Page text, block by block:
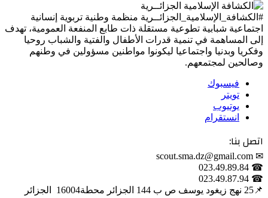
#الكشافة_الإسلامية_الجزائــرية منظمة وطنية تربوية إنسانية
اجتماعية شبابية تطوعية مستقلة ذات طابع المنفعة العمومية، تهدف
إلى المساهمة في تنمية قدرات الأطفال والفتية والشباب روحيا
وفكريا وبدنيا واجتماعيا ليكونوا مواطنين مسؤولين في وطنهم
وصالحين لمجتمعهم.
فيسبوك
تويتر
يوتيوب
انستقرام
اتصل بنا:
✉ scout.sma.dz@gmail.com
☎ 023.49.89.84
☎ 023.49.87.94
📌‎25 نهج زيغود يوسف ص ب 144 الجزائر محطة‎ 16004 الجزائر